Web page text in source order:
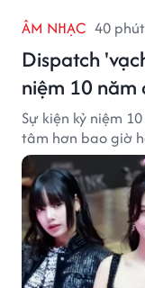
ÂM NHẠC 40
Dispatch
niệm 10 năm
Sự kiện kỷ niệm
tâm hơn bao giờ